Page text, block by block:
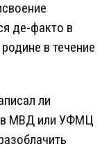
де-факто в
в течение
ли
в МВД или УФМЦ